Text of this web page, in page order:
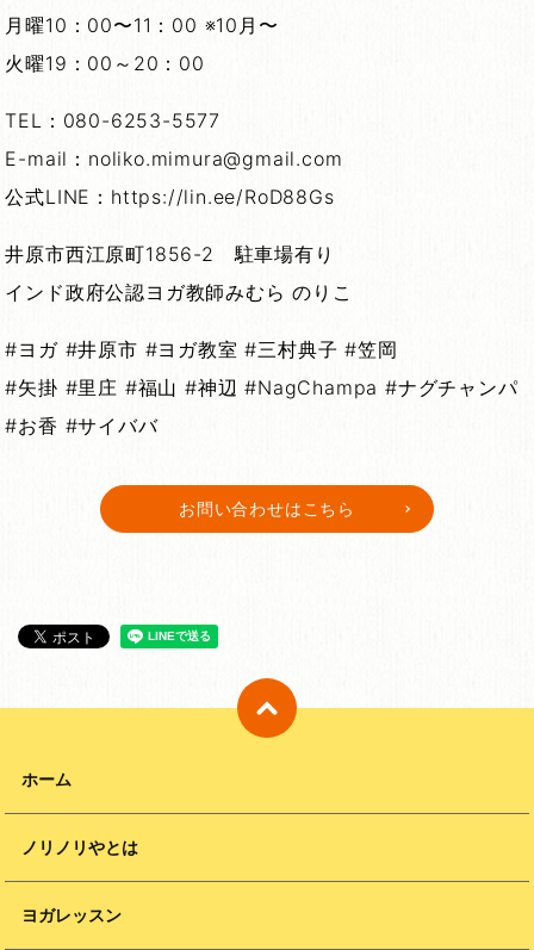
月曜10：00〜11：00 ※10月〜
火曜19：00～20：00
TEL：080-6253-5577
E-mail：noliko.mimura@gmail.com
公式LINE：https://lin.ee/RoD88Gs
井原市西江原町1856-2 駐車場有り
インド政府公認ヨガ教師みむら のりこ
#ヨガ #井原市 #ヨガ教室 #三村典子 #笠岡
#矢掛 #里庄 #福山 #神辺 #NagChampa #ナグチャンパ
#お香 #サイババ
お問い合わせはこちら
ホーム
ノリノリやとは
ヨガレッスン